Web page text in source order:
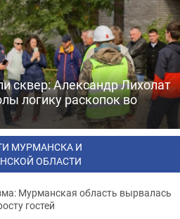
сквер: Александр Лихолат
логику раскопок во
МУРМАНСКА И
ОБЛАСТИ
Мурманская область вырвалась
гостей